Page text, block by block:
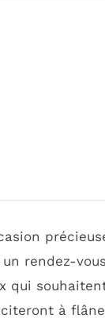
un rendez-vous
qui
à